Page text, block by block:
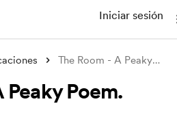
Iniciar sesión
The Room - A Peaky Poem.
Peaky Poem.